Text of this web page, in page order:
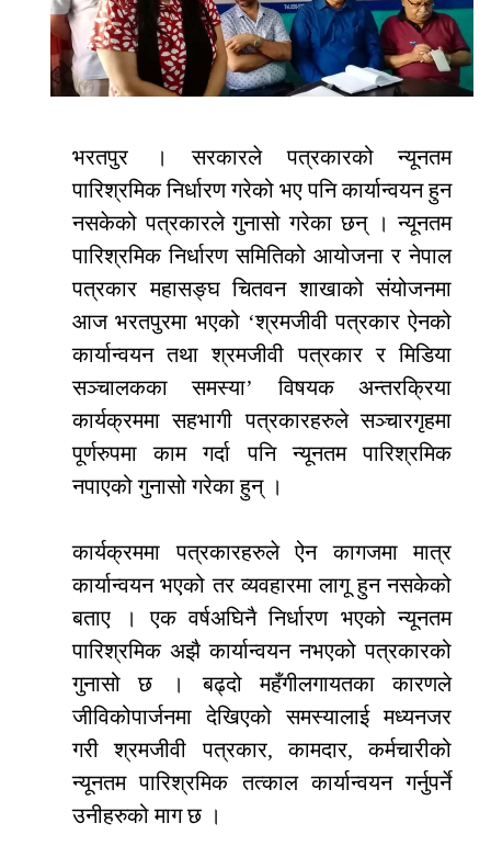
भरतपुर । सरकारले पत्रकारको न्यूनतम
पारिश्रमिक निर्धारण गरेको भए पनि कार्यान्वयन हुन
नसकेको पत्रकारले गुनासो गरेका छन् । न्यूनतम
पारिश्रमिक निर्धारण समितिको आयोजना र नेपाल
पत्रकार महासङ्घ चितवन शाखाको संयोजनमा
आज भरतपुरमा भएको ‘श्रमजीवी पत्रकार ऐनको
कार्यान्वयन तथा श्रमजीवी पत्रकार र मिडिया
सञ्चालकका समस्या’ विषयक अन्तरक्रिया
कार्यक्रममा सहभागी पत्रकारहरुले सञ्चारगृहमा
पूर्णरुपमा काम गर्दा पनि न्यूनतम पारिश्रमिक
नपाएको गुनासो गरेका हुन् ।
कार्यक्रममा पत्रकारहरुले ऐन कागजमा मात्र
कार्यान्वयन भएको तर व्यवहारमा लागू हुन नसकेको
बताए । एक वर्षअघिनै निर्धारण भएको न्यूनतम
पारिश्रमिक अझै कार्यान्वयन नभएको पत्रकारको
गुनासो छ । बढ्दो महँगीलगायतका कारणले
जीविकोपार्जनमा देखिएको समस्यालाई मध्यनजर
गरी श्रमजीवी पत्रकार, कामदार, कर्मचारीको
न्यूनतम पारिश्रमिक तत्काल कार्यान्वयन गर्नुपर्ने
उनीहरुको माग छ ।